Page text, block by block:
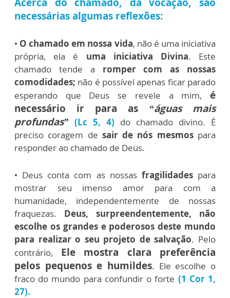
necessárias algumas reflexões:
• O chamado em nossa vida, não é uma iniciativa
própria, ela é uma iniciativa Divina. Este
chamado tende a romper com as nossas
comodidades; não é possível apenas ficar parado
esperando que Deus se revele a mim,
é
necessário ir para as “águas mais
profundas” (Lc 5, 4) do chamado divino. É
preciso coragem de sair de nós mesmospara
responder ao chamado de Deus.
• Deus conta com as nossas fragilidades para
mostrar seu imenso amor para com a
humanidade, independentemente de nossas
fraquezas. Deus, surpreendentemente, não
escolhe os grandes e poderosos deste mundo
para realizar o seu projeto de salvação. Pelo
contrário,
Ele mostra clara preferência
pelos pequenos e humildes. Ele escolhe o
fraco do mundo para confundir o forte (1 Cor 1,
27).